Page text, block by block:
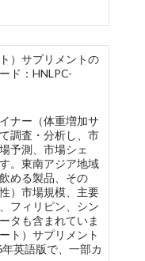
）サプリメントの
ド：HNLPC-
ナー（体重増加サ
調査・分析し、市
予測、市場シェ
。東南アジア地域
める製品、その
）市場規模、主要
フィリピン、シン
タも含まれていま
ト）サプリメント
英語版で、一部カ